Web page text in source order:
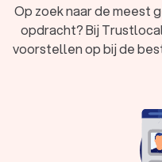
de website
Het bouwen van een
webdesignbureau heeft
Op zoek naar de meest
opdracht? Bij
voorstellen op bij de